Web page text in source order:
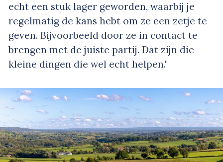
echt een stuk lager geworden, waarbij je
regelmatig de kans hebt om ze een zetje te
geven. Bijvoorbeeld door ze in contact te
brengen met de juiste partij. Dat zijn die
kleine dingen die wel echt helpen."